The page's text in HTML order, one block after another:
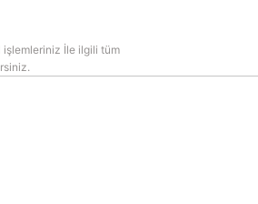
İle ilgili tüm